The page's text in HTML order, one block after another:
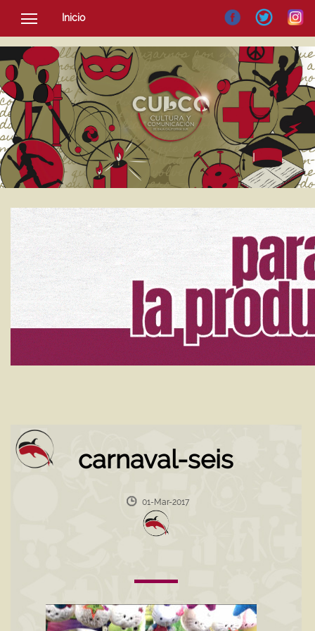
Inicio
SOCIEDAD
CULTURA
NOTICIAS
carnaval-seis
01-Mar-2017